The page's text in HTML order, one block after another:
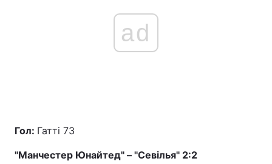
ad
Гол: Гатті 73
"Манчестер Юнайтед" – "Севілья" 2:2